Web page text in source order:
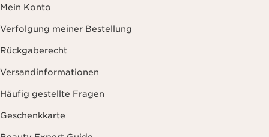
Mein Konto
Verfolgung meiner Bestellung
Rückgaberecht
Versandinformationen
Häufig gestellte Fragen
Geschenkkarte